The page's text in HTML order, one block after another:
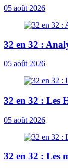
05 août 2026
32 en 32 :
05 août 2026
32 en 32 : Les
05 août 2026
32 en 32 : Les